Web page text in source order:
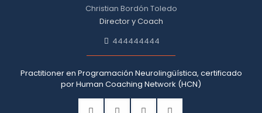
Christian Bordón Toledo
Director y Coach
444444444
Practitioner en Programación Neurolingüística, certificado
por Human Coaching Network (HCN)